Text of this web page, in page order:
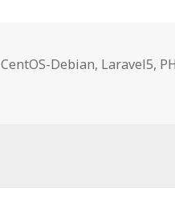
カ
CentOS-Debian, Laravel5,